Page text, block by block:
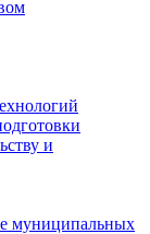
и
муниципальных